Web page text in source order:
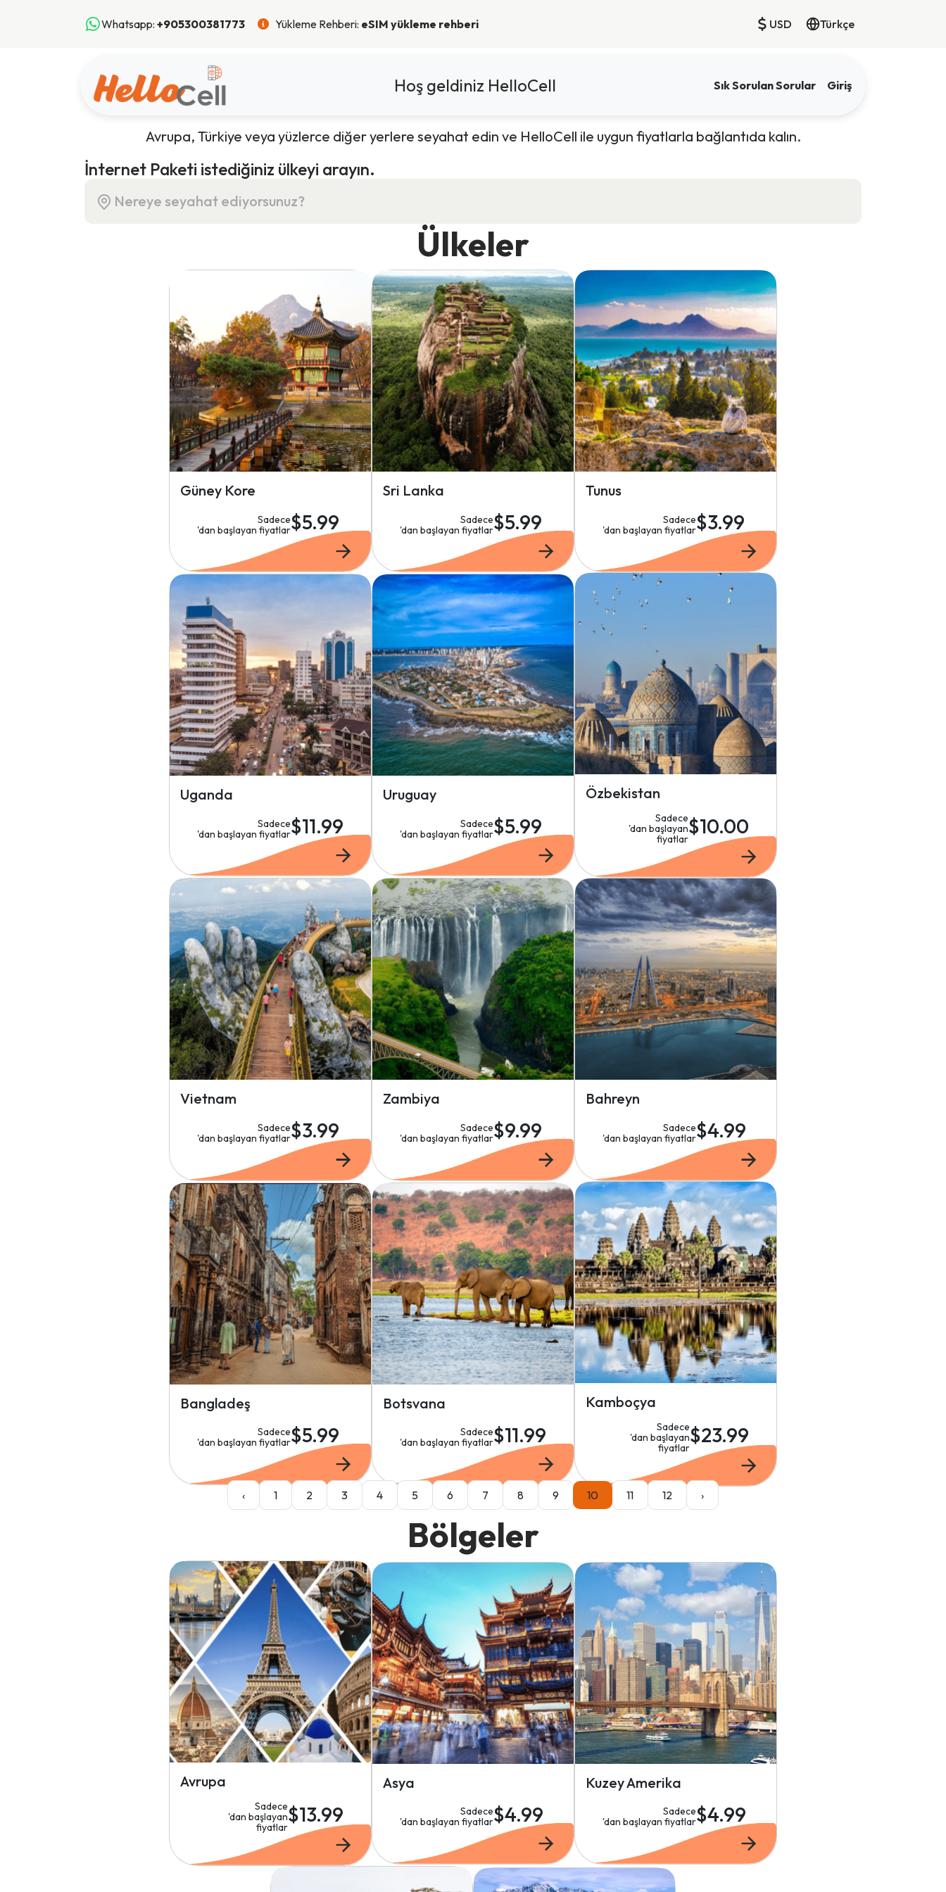
Whatsapp: +905300381773 Yükleme Rehberi: eSIM yükleme rehberi USD Türkçe
Hoş geldiniz HelloCell Sık Sorulan Sorular Giriş
Avrupa, Türkiye veya yüzlerce diğer yerlere seyahat edin ve HelloCell ile uygun fiyatlarla bağlantıda kalın.
İnternet Paketi istediğiniz ülkeyi arayın.
Ülkeler
Güney Kore
Sadece
'dan başlayan fiyatlar$5.99
Sri Lanka
Sadece
'dan başlayan fiyatlar$5.99
Tunus
Sadece
'dan başlayan fiyatlar$3.99
Uganda
Sadece
'dan başlayan fiyatlar$11.99
Uruguay
Sadece
'dan başlayan fiyatlar$5.99
Özbekistan
Sadece
'dan başlayan
fiyatlar
$10.00
Vietnam
Sadece
'dan başlayan fiyatlar$3.99
Zambiya
Sadece
'dan başlayan fiyatlar$9.99
Bahreyn
Sadece
'dan başlayan fiyatlar$4.99
Bangladeş
Sadece
'dan başlayan fiyatlar$5.99
Botsvana
Sadece
'dan başlayan fiyatlar$11.99
Kamboçya
Sadece
'dan başlayan
fiyatlar
$23.99
‹ 1 2 3 4 5 6 7 8 9 10 11 12 ›
Bölgeler
Avrupa
Sadece
'dan başlayan
fiyatlar
$13.99
Asya
Sadece
'dan başlayan fiyatlar$4.99
Kuzey Amerika
Sadece
'dan başlayan fiyatlar$4.99